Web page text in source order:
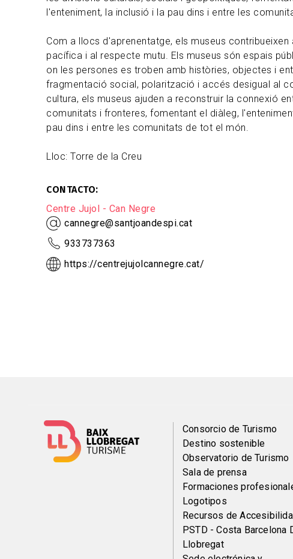
l'enteniment, la inclusió i la pau dins i entre les
Com a llocs d'aprenentatge, els museus
pacífica i al respecte mutu. Els museus són espais
on les persones es troben amb històries, objectes i
fragmentació social, polarització i accés desigual al
cultura, els museus ajuden a reconstruir la connexió
comunitats i fronteres, fomentant el diàleg,
pau dins i entre les comunitats de tot el món.
Lloc: Torre de la Creu
CONTACTO
Centre Jujol - Can Negre
cannegre@santjoandespi.cat
933737363
https://centrejujolcannegre.cat/
Menú
del
pie
Consorcio de Turismo
Destino sostenible
Observatorio de Turismo
Sala de prensa
Formaciones
Logotipos
Recursos de
PSTD - Costa Barcelona
Llobregat